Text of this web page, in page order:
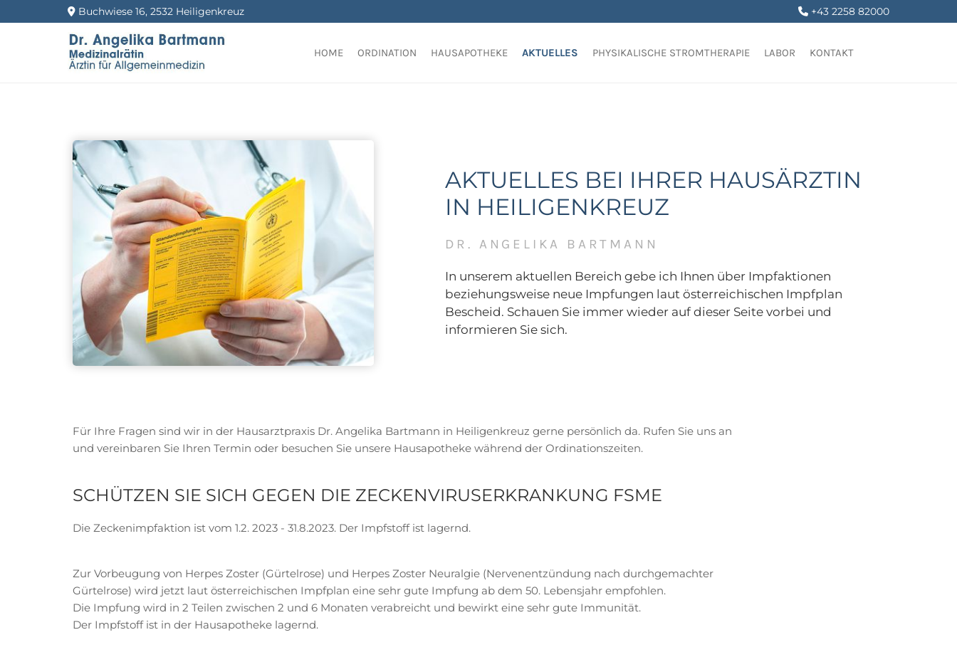
 Buchwiese 16, 2532 Heiligenkreuz  +43 2258 82000
HOME ORDINATION HAUSAPOTHEKE AKTUELLES PHYSIKALISCHE STROMTHERAPIE LABOR KONTAKT
AKTUELLES BEI IHRER HAUSÄRZTIN
IN HEILIGENKREUZ
DR. ANGELIKA BARTMANN
In unserem aktuellen Bereich gebe ich Ihnen über Impfaktionen
beziehungsweise neue Impfungen laut österreichischen Impfplan
Bescheid. Schauen Sie immer wieder auf dieser Seite vorbei und
informieren Sie sich.
Für Ihre Fragen sind wir in der Hausarztpraxis Dr. Angelika Bartmann in Heiligenkreuz gerne persönlich da. Rufen Sie uns an
und vereinbaren Sie Ihren Termin oder besuchen Sie unsere Hausapotheke während der Ordinationszeiten.
SCHÜTZEN SIE SICH GEGEN DIE ZECKENVIRUSERKRANKUNG FSME
Die Zeckenimpfaktion ist vom 1.2. 2023 - 31.8.2023. Der Impfstoff ist lagernd.
Zur Vorbeugung von Herpes Zoster (Gürtelrose) und Herpes Zoster Neuralgie (Nervenentzündung nach durchgemachter
Gürtelrose) wird jetzt laut österreichischen Impfplan eine sehr gute Impfung ab dem 50. Lebensjahr empfohlen.
Die Impfung wird in 2 Teilen zwischen 2 und 6 Monaten verabreicht und bewirkt eine sehr gute Immunität.
Der Impfstoff ist in der Hausapotheke lagernd.